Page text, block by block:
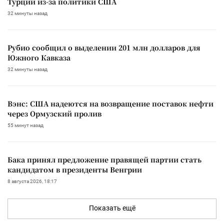
32 минуты назад
Рубио сообщил о выделении 201 млн долларов для
Южного Кавказа
32 минуты назад
Вэнс: США надеются на возвращение поставок нефти
через Ормузский пролив
55 минут назад
Бака принял предложение правящей партии стать
кандидатом в президенты Венгрии
8 августа 2026, 18:17
Показать ещё